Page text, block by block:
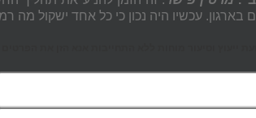
בארגון. עכשיו היה נכון כי כל אחד ישקול מה